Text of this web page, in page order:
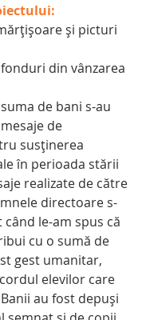
şi picturi
din vânzarea
de bani s-au
de
susţinerea
în perioada stării
realizate de către
directoare s-
le-am spus că
cu o sumă de
gest umanitar,
elevilor care
au fost depuşi